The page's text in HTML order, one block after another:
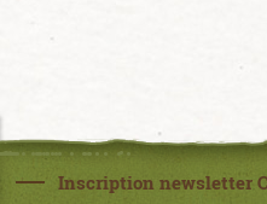
Inscription newsletter